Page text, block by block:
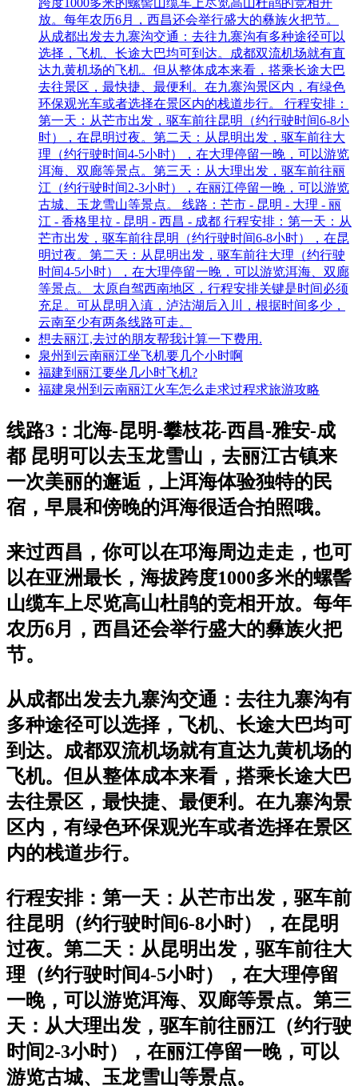
放。每年农历6月，西昌还会举行盛大的彝族火把节。
从成都出发去九寨沟交通：去往九寨沟有多种途径可以
选择，飞机、长途大巴均可到达。成都双流机场就有直
达九黄机场的飞机。但从整体成本来看，搭乘长途大巴
去往景区，最快捷、最便利。在九寨沟景区内，有绿色
环保观光车或者选择在景区内的栈道步行。 行程安排：
第一天：从芒市出发，驱车前往昆明（约行驶时间6-8小
时），在昆明过夜。第二天：从昆明出发，驱车前往大
理（约行驶时间4-5小时），在大理停留一晚，可以游览
洱海、双廊等景点。第三天：从大理出发，驱车前往丽
江（约行驶时间2-3小时），在丽江停留一晚，可以游览
古城、玉龙雪山等景点。 线路：芒市 - 昆明 - 大理 - 丽
江 - 香格里拉 - 昆明 - 西昌 - 成都 行程安排：第一天：从
芒市出发，驱车前往昆明（约行驶时间6-8小时），在昆
明过夜。第二天：从昆明出发，驱车前往大理（约行驶
时间4-5小时），在大理停留一晚，可以游览洱海、双廊
等景点。 太原自驾西南地区，行程安排关键是时间必须
充足。可从昆明入滇，泸沽湖后入川，根据时间多少，
云南至少有两条线路可走。
想去丽江,去过的朋友帮我计算一下费用.
泉州到云南丽江坐飞机要几个小时啊
福建到丽江要坐几小时飞机?
福建泉州到云南丽江火车怎么走求过程求旅游攻略
线路3：北海-昆明-攀枝花-西昌-雅安-成
都 昆明可以去玉龙雪山，去丽江古镇来
一次美丽的邂逅，上洱海体验独特的民
宿，早晨和傍晚的洱海很适合拍照哦。
来过西昌，你可以在邛海周边走走，也可
以在亚洲最长，海拔跨度1000多米的螺髻
山缆车上尽览高山杜鹃的竞相开放。每年
农历6月，西昌还会举行盛大的彝族火把
节。
从成都出发去九寨沟交通：去往九寨沟有
多种途径可以选择，飞机、长途大巴均可
到达。成都双流机场就有直达九黄机场的
飞机。但从整体成本来看，搭乘长途大巴
去往景区，最快捷、最便利。在九寨沟景
区内，有绿色环保观光车或者选择在景区
内的栈道步行。
行程安排：第一天：从芒市出发，驱车前
往昆明（约行驶时间6-8小时），在昆明
过夜。第二天：从昆明出发，驱车前往大
理（约行驶时间4-5小时），在大理停留
一晚，可以游览洱海、双廊等景点。第三
天：从大理出发，驱车前往丽江（约行驶
时间2-3小时），在丽江停留一晚，可以
游览古城、玉龙雪山等景点。